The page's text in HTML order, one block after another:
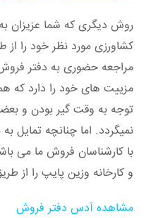
روش دیگری که شما عزیزان به
کشاورزی مورد نظر خود را از
مراجعه حضوری به دفتر
مزییت های خود را دارد که
توجه به وقت گیر بودن و
نمیگردد. اما چنانچه تمایل
با کارشناسان فروش ما می
و کارخانه وزین پایپ را از
مشاهده آدس دفتر فروش